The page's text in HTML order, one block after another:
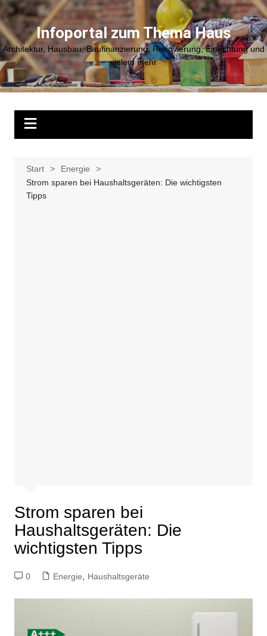
Zum
Inhalt
springenInfoportal zum Thema Haus
Architektur, Hausbau, Baufinanzierung, Renovierung, Einrichtung und
vielem mehr
Start
Energie
Strom sparen bei Haushaltsgeräten: Die wichtigsten
Tipps
Strom sparen bei
Haushaltsgeräten: Die
wichtigsten Tipps
0 Energie Haushaltsgeräte